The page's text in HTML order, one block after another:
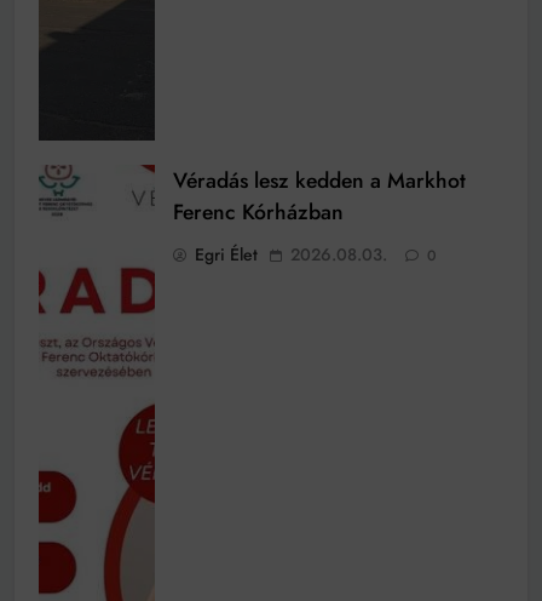
Véradás lesz kedden a Markhot
Ferenc Kórházban
Egri Élet 2026.08.03. 0